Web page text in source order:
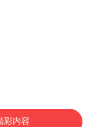
”的调研项，同
彩内容